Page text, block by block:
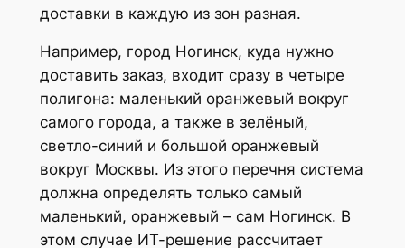
доставки в каждую из зон разная.
Например, город Ногинск, куда нужно
доставить заказ, входит сразу в четыре
полигона: маленький оранжевый вокруг
самого города, а также в зелёный,
светло-синий и большой оранжевый
вокруг Москвы. Из этого перечня система
должна определять только самый
маленький, оранжевый – сам Ногинск. В
этом случае ИТ-решение рассчитает